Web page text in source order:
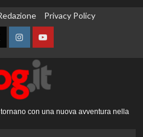
Privacy Policy
InstagramYouTube
tornano con una nuova avventura nella